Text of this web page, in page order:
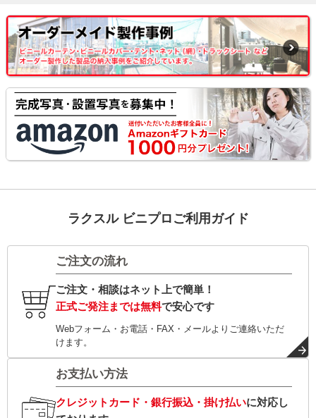
ラクスル ビニプロご利用ガイド
ご注文の流れ
ご注文・相談はネット上で簡単！
正式ご発注までは無料で安心です
Webフォーム・お電話・FAX・メールよりご連絡いただ
けます。
お支払い方法
クレジットカード・銀行振込・掛け払いに対応し